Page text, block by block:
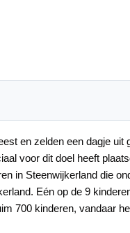
en zelden een dagje uit
voor dit doel heeft
in Steenwijkerland die
Eén op de 9
700 kinderen, vandaar